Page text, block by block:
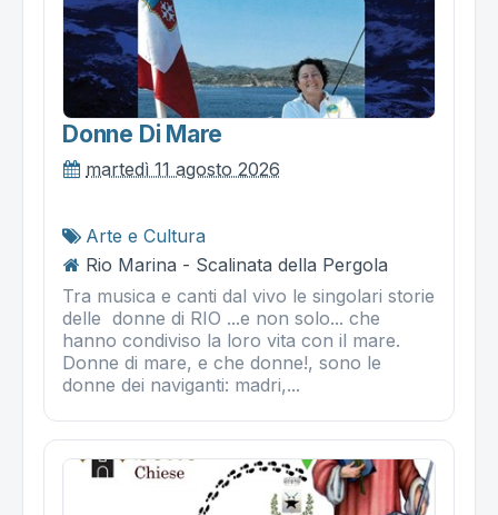
Donne Di Mare
martedì 11 agosto 2026
Arte e Cultura
Rio Marina - Scalinata della Pergola
Tra musica e canti dal vivo le singolari storie
delle donne di RIO ...e non solo... che
hanno condiviso la loro vita con il mare.
Donne di mare, e che donne!, sono le
donne dei naviganti: madri,...